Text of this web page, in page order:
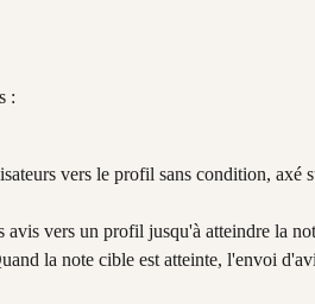
:
vers le profil sans condition, axé
avis vers un profil jusqu'à atteindre la
la note cible est atteinte, l'envoi